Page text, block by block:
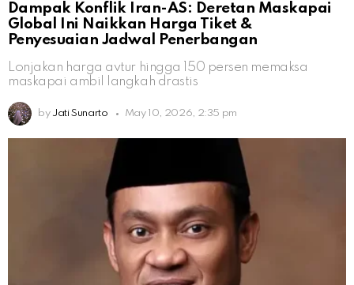
Dampak Konflik Iran-AS: Deretan Maskapai
Global Ini Naikkan Harga Tiket &
Penyesuaian Jadwal Penerbangan
Lonjakan harga avtur hingga 150 persen memaksa
maskapai ambil langkah drastis
by Jati Sunarto May 10, 2026, 2:35 pm